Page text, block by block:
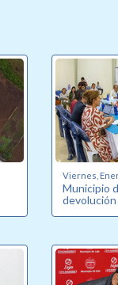
Viernes,
Municipio